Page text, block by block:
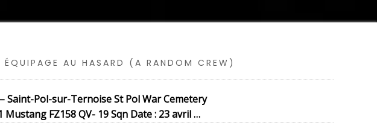
ÉQUIPAGE AU HASARD (A RANDOM CREW)
Saint-Pol-sur-Ternoise St Pol War Cemetery
Mustang FZ158 QV- 19 Sqn Date : 23 avril …